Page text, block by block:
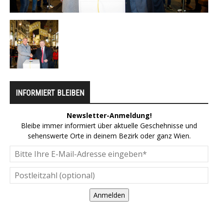
INFORMIERT BLEIBEN
Newsletter-Anmeldung!
Bleibe immer informiert über aktuelle Geschehnisse und
sehenswerte Orte in deinem Bezirk oder ganz Wien.
Anmelden